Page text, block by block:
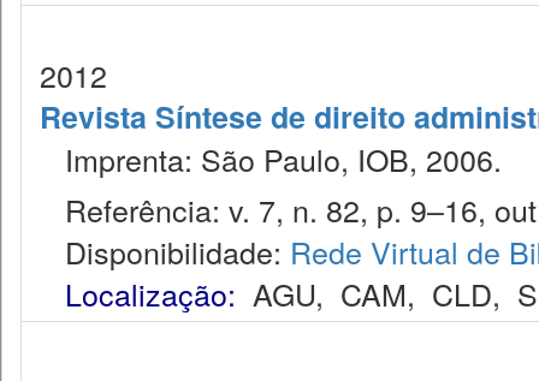
2012
Revista Síntese de direito
Imprenta: São Paulo, IOB, 2006.
Referência: v. 7, n. 82, p. 9–16,
Disponibilidade: Rede Virtual de
Localização: AGU, CAM, CLD,